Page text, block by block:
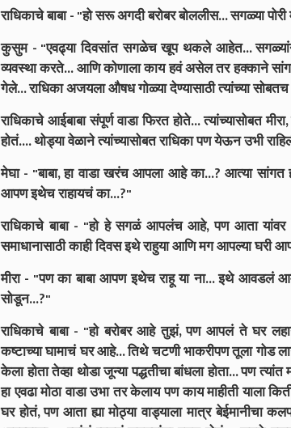
राधिकाचे बाबा - "हो सरू अगदी बरोबर बोललीस... सगळ्या
कुसुम - "एवढ्या दिवसांत सगळेच खूप थकले आहेत...
व्यवस्था करते... आणि कोणाला काय हवं असेल तर हक्काने
गेले... राधिका अजयला औषध गोळ्या देण्यासाठी त्यांच्या
राधिकाचे आईबाबा संपूर्ण वाडा फिरत होते... त्यांच्यासोबत
होतं.... थोड्या वेळाने त्यांच्यासोबत राधिका पण येऊन उभी
मेघा - "बाबा, हा वाडा खरंच आपला आहे का...? आत्या
आपण इथेच राहायचं का...?"
राधिकाचे बाबा - "हो हे सगळं आपलंच आहे, पण आता यांवर
समाधानासाठी काही दिवस इथे राहुया आणि मग आपल्या घरी
मीरा - "पण का बाबा आपण इथेच राहू या ना... इथे
सोडून...?"
राधिकाचे बाबा - "हो बरोबर आहे तुझं, पण आपलं ते घर
कष्टाच्या घामाचं घर आहे... तिथे चटणी भाकरीपण तूला गोड
केला होता तेव्हा थोडा जून्या पद्धतीचा बांधला होता... पण
हा एवढा मोठा वाडा उभा तर केलाय पण काय माहीती
घर होतं, पण आता ह्या मोठ्या वाड्याला मात्र बेईमानीचा